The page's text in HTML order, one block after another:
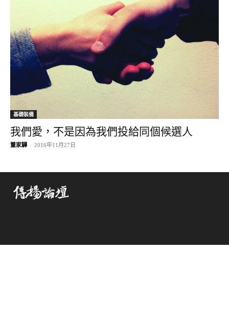
基礎裝備
我們愛，不是因為我們投給同個候選人
董家驊 - 2016年11月27日